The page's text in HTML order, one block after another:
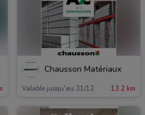
Chausson Matériaux
Valable jusqu'au 31/12 13.2 km